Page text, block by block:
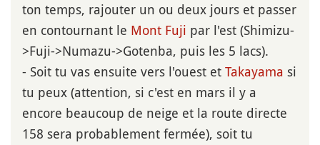
ton temps, rajouter un ou deux jours et passer
en contournant le Mont Fuji par l'est (Shimizu-
>Fuji->Numazu->Gotenba, puis les 5 lacs).
- Soit tu vas ensuite vers l'ouest et Takayama si
tu peux (attention, si c'est en mars il y a
encore beaucoup de neige et la route directe
158 sera probablement fermée), soit tu